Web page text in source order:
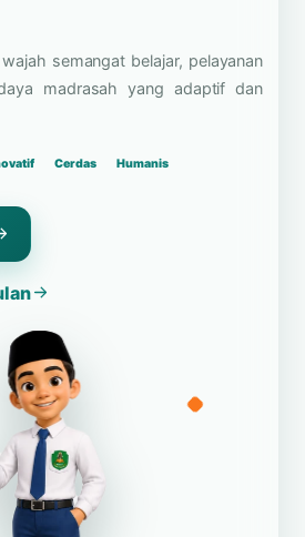
terampil,
identitas
madrasah yang adaptif dan